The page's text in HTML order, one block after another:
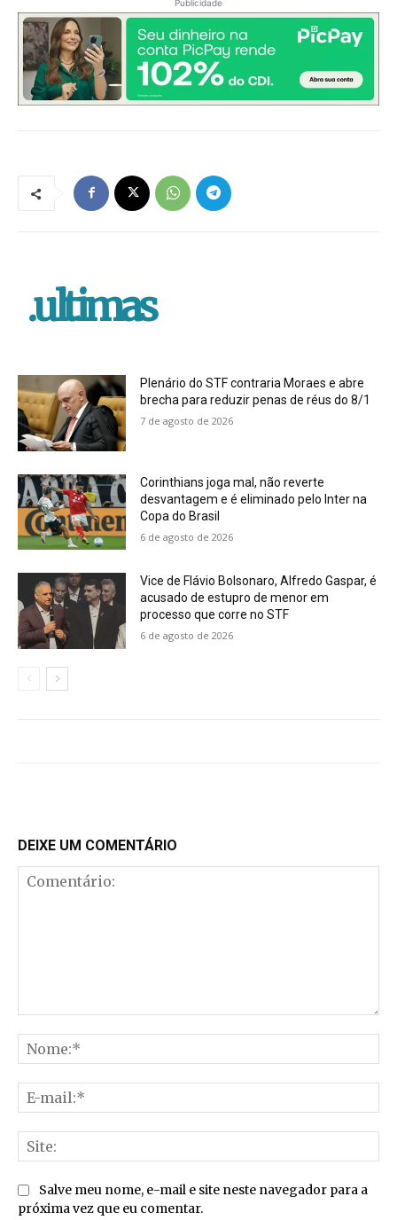
Publicidade
.ultimas
Plenário do STF contraria Moraes e abre
brecha para reduzir penas de réus do 8/1
7 de agosto de 2026
Corinthians joga mal, não reverte
desvantagem e é eliminado pelo Inter na
Copa do Brasil
6 de agosto de 2026
Vice de Flávio Bolsonaro, Alfredo Gaspar, é
acusado de estupro de menor em
processo que corre no STF
6 de agosto de 2026
DEIXE UM COMENTÁRIO
Salve meu nome, e-mail e site neste navegador para a
próxima vez que eu comentar.